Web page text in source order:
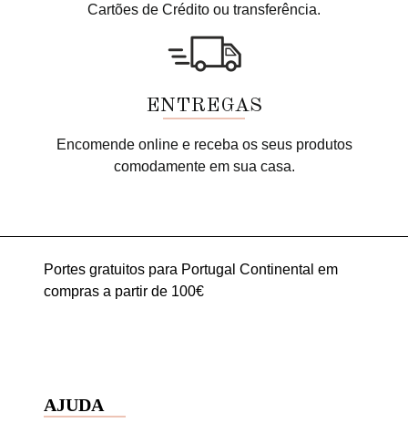
Cartões de Crédito ou transferência.
ENTREGAS
Encomende online e receba os seus produtos
comodamente em sua casa.
Portes gratuitos para Portugal Continental em
compras a partir de 100€
AJUDA